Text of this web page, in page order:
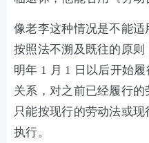
像老李这种情况是不能
按照法不溯及既往的原
明年 1 月 1 日以后开始
关系，对之前已经履行的
只能按现行的劳动法或
执行。